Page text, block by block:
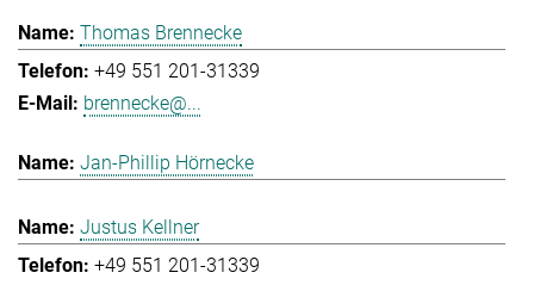
Thomas Brennecke
+49 551 201-31339
brennecke@...
Jan-Phillip Hörnecke
Justus Kellner
+49 551 201-31339